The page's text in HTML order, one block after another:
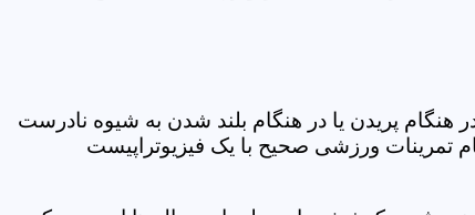
پریدن یا در هنگام بلند شدن به شیوه نادرست
تمرینات ورزشی صحیح با یک فیزیوتراپیست